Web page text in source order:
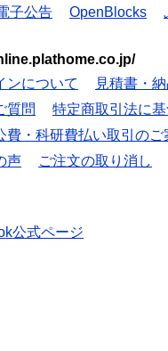
子公告 OpenBlocks
ンについて
見積書・
質問
特定商取引法に
費・科研費払い取引のご
声 ご注文の取り消し
公式ページ